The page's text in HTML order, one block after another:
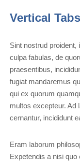
Vertical Tabs
Sint nostrud proident,
culpa fabulas, de
praesentibus,
fugiat mandaremus
qui ex quorum
multos excepteur. Ad
cernantur, incididunt
Eram laborum
Expetendis a nisi